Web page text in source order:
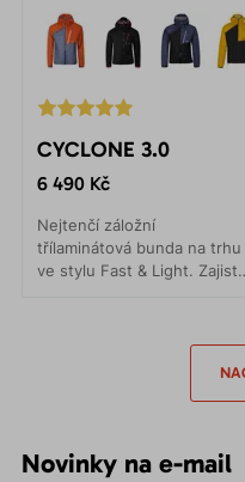
CYCLONE 3.0
6 490 Kč
Nejtenčí záložní
třílaminátová bunda na trhu
ve stylu Fast & Light. Zajistí
Novinky na e-mail